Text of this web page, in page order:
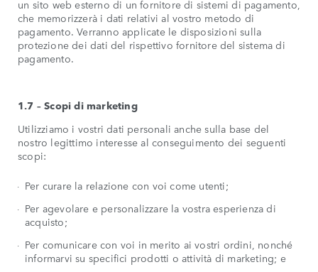
un sito web esterno di un fornitore di sistemi di pagamento,
che memorizzerà i dati relativi al vostro metodo di
pagamento. Verranno applicate le disposizioni sulla
protezione dei dati del rispettivo fornitore del sistema di
pagamento.
1.7 – Scopi di marketing
Utilizziamo i vostri dati personali anche sulla base del
nostro legittimo interesse al conseguimento dei seguenti
scopi:
Per curare la relazione con voi come utenti;
Per agevolare e personalizzare la vostra esperienza di
acquisto;
Per comunicare con voi in merito ai vostri ordini, nonché
informarvi su specifici prodotti o attività di marketing; e